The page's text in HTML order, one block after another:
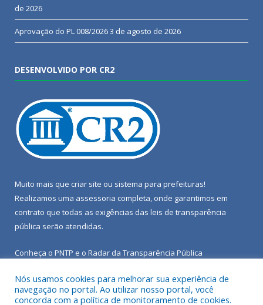
de 2026
Aprovação do PL 008/20263 de agosto de 2026
DESENVOLVIDO POR CR2
Muito mais que criar site ou sistema para prefeituras!
Realizamos uma assessoria completa, onde garantimos em
contrato que todas as exigências das leis de transparência
pública serão atendidas.
Conheça o PNTP e o Radar da Transparência Pública
Nós usamos cookies para melhorar sua experiência de
navegação no portal. Ao utilizar nosso portal, você
concorda com a política de monitoramento de cookies.